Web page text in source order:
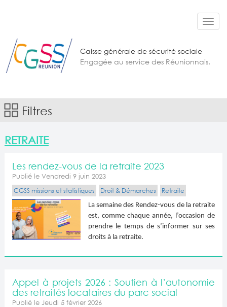
Caisse générale de sécurité sociale
Engagée au service des Réunionnais.
Filtres
RETRAITE
Les rendez-vous de la retraite 2023
Publié le Vendredi 9 juin 2023
CGSS missions et statistiques
Droit & Démarches Retraite
La semaine des Rendez-vous de la retraite
est, comme chaque année, l’occasion de
prendre le temps de s’informer sur ses
droits à la retraite.
Appel à projets 2026 : Soutien à l’autonomie
des retraités locataires du parc social
Publié le Jeudi 5 février 2026